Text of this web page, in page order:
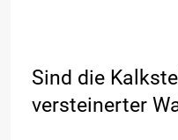
Sind die
versteinerter